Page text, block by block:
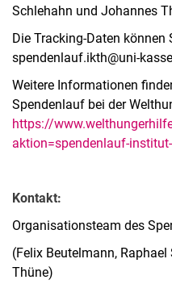
Schlehahn und Johannes
Die Tracking-Daten können
spendenlauf.ikth@uni-
Weitere Informationen
Spendenlauf bei der
https://
aktion=spendenlauf-
Kontakt:
Organisationsteam des
(Felix Beutelmann,
Thüne)